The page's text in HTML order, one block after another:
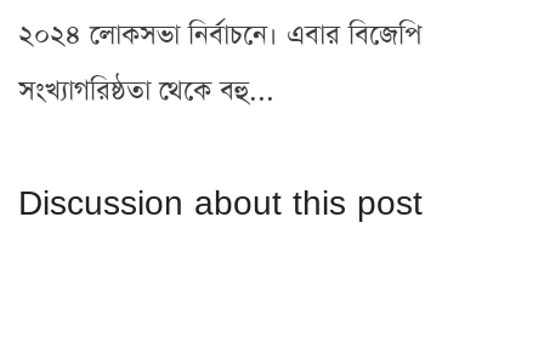
২০২৪ লোকসভা নির্বাচনে। এবার বিজেপি
সংখ্যাগরিষ্ঠতা থেকে বহু...
Discussion about this post